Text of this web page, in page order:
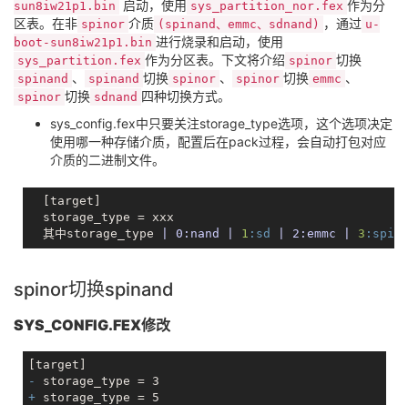
sun8iw21p1.bin
启动，使用 sys_partition_nor.fex 作为分
区表。在非 spinor 介质 (spinand、emmc、sdnand) ，通过 u-
boot-sun8iw21p1.bin 进行烧录和启动，使用
sys_partition.fex 作为分区表。下文将介绍 spinor 切换
spinand 、 spinand 切换 spinor 、 spinor 切换 emmc 、
spinor 切换 sdnand 四种切换方式。
sys_config.fex中只要关注storage_type选项，这个选项决定
使用哪一种存储介质，配置后在pack过程，会自动打包对应
介质的二进制文件。
  [target]
  storage_type = xxx
  其中storage_type
| 0:nand | 1 :sd | 2:emmc | 3
spinor切换spinand
SYS_CONFIG.FEX修改
-
+